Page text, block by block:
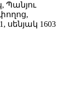
Պանյու
սենյակ 1603